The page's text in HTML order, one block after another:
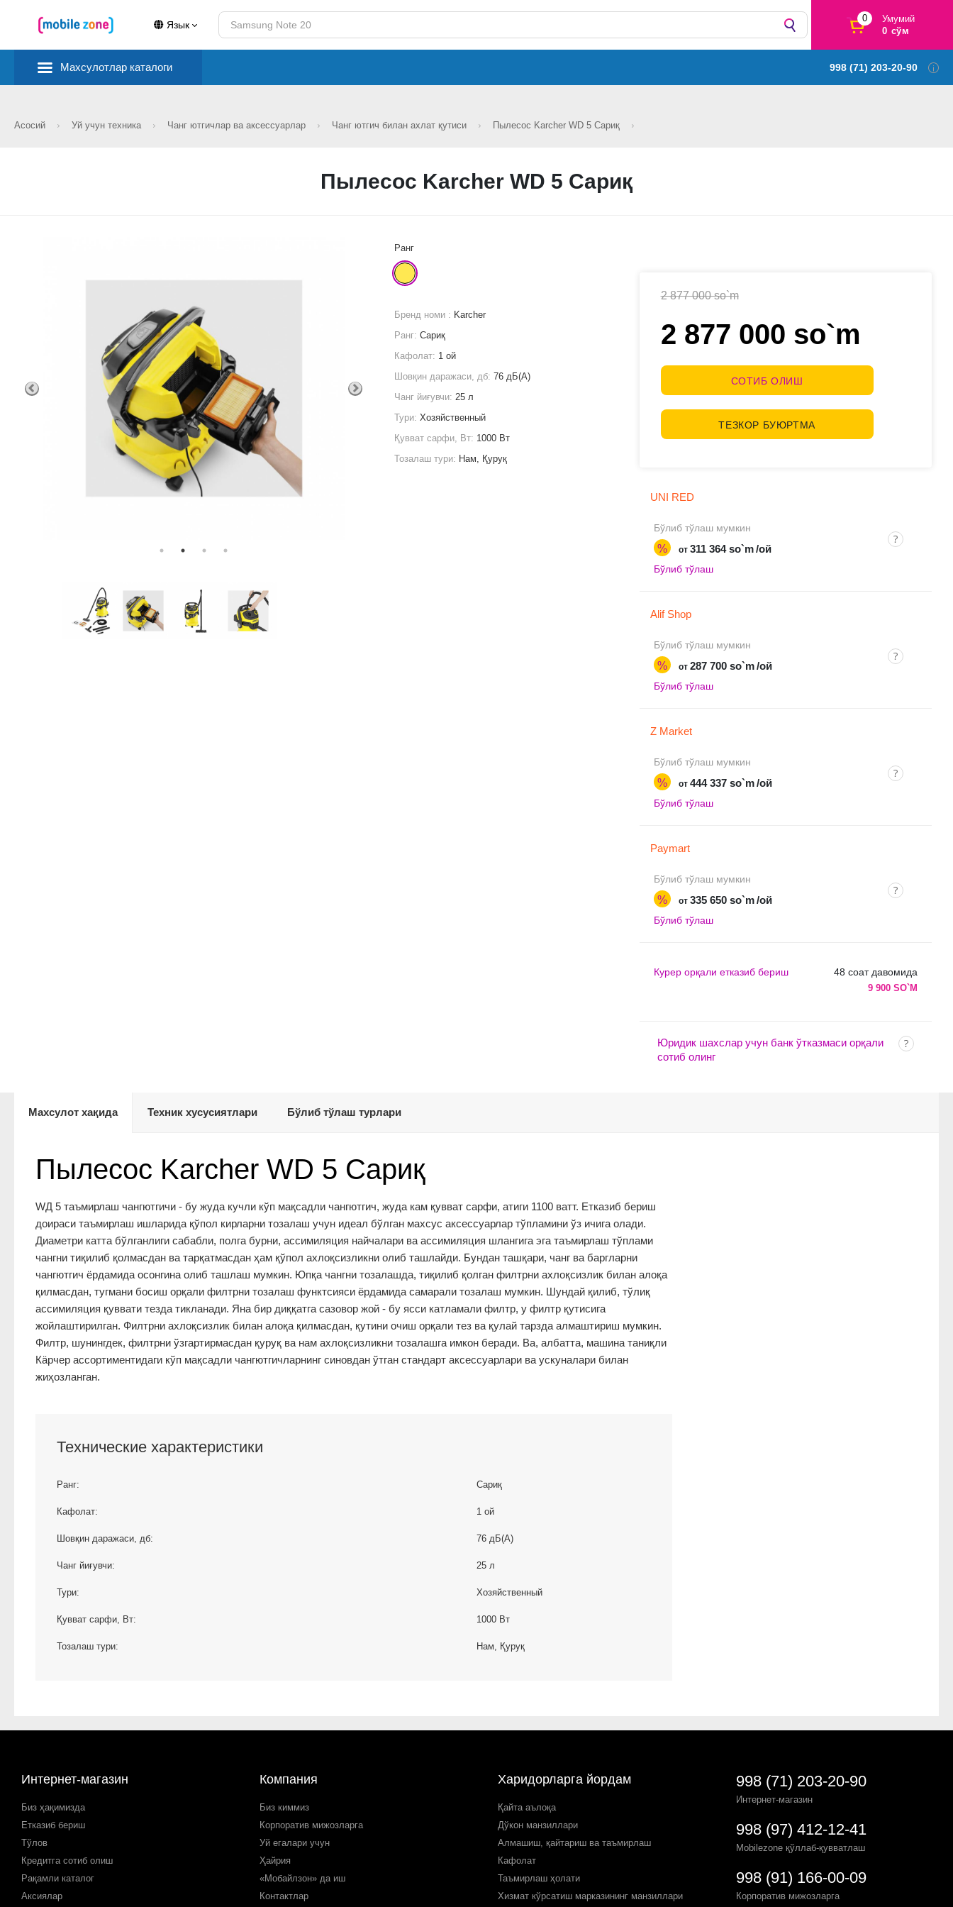
Язык
0
Умумий
0 сўм
Махсулотлар каталоги 998 (71) 203-20-90
Асосий Уй учун техника Чанг ютгичлар ва аксессуарлар Чанг ютгич билан ахлат қутиси Пылесос Karcher WD 5 Сариқ
Пылесос Karcher WD 5 Сариқ
2 877 000 so`m
2 877 000 so`m
СОТИБ ОЛИШ
ТЕЗКОР БУЮРТМА
UNI RED
Бўлиб тўлаш мумкин
% от 311 364 so`m /ой
Бўлиб тўлаш
Alif Shop
Бўлиб тўлаш мумкин
% от 287 700 so`m /ой
Бўлиб тўлаш
Z Market
Бўлиб тўлаш мумкин
% от 444 337 so`m /ой
Бўлиб тўлаш
Paymart
Бўлиб тўлаш мумкин
% от 335 650 so`m /ой
Бўлиб тўлаш
Курер орқали етказиб бериш 48 соат давомида
9 900 SO`M
Юридик шахслар учун банк ўтказмаси орқали
сотиб олинг
Ранг
Бренд номи : Karcher
Ранг:Сариқ
Кафолат: 1 ой
Шовқин даражаси, дб:76 дБ(А)
Чанг йиғувчи:25 л
Тури:Хозяйственный
Қувват сарфи, Вт: 1000 Вт
Тозалаш тури: Нaм, Қуруқ
Махсулот хақида Техник хусусиятлари Бўлиб тўлаш турлари
Пылесос Karcher WD 5 Сариқ
WД 5 таъмирлаш чангютгичи - бу жуда кучли кўп мақсадли чангютгич, жуда кам қувват сарфи, атиги 1100 ватт. Етказиб бериш
доираси таъмирлаш ишларида қўпол кирларни тозалаш учун идеал бўлган махсус аксессуарлар тўпламини ўз ичига олади.
Диаметри катта бўлганлиги сабабли, полга бурни, ассимиляция найчалари ва ассимиляция шлангига эга таъмирлаш тўплами
чангни тиқилиб қолмасдан ва тарқатмасдан ҳам қўпол ахлоқсизликни олиб ташлайди. Бундан ташқари, чанг ва баргларни
чангютгич ёрдамида осонгина олиб ташлаш мумкин. Юпқа чангни тозалашда, тиқилиб қолган филтрни ахлоқсизлик билан алоқа
қилмасдан, тугмани босиш орқали филтрни тозалаш функтсияси ёрдамида самарали тозалаш мумкин. Шундай қилиб, тўлиқ
ассимиляция қуввати тезда тикланади. Яна бир диққатга сазовор жой - бу ясси катламали филтр, у филтр қутисига
жойлаштирилган. Филтрни ахлоқсизлик билан алоқа қилмасдан, қутини очиш орқали тез ва қулай тарзда алмаштириш мумкин.
Филтр, шунингдек, филтрни ўзгартирмасдан қуруқ ва нам ахлоқсизликни тозалашга имкон беради. Ва, албатта, машина таниқли
Кäрчер ассортиментидаги кўп мақсадли чангютгичларнинг синовдан ўтган стандарт аксессуарлари ва ускуналари билан
жиҳозланган.
Технические характеристики
Ранг: Сариқ
Кафолат: 1 ой
Шовқин даражаси, дб: 76 дБ(А)
Чанг йиғувчи: 25 л
Тури: Хозяйственный
Қувват сарфи, Вт: 1000 Вт
Тозалаш тури: Нaм, Қуруқ
Интернет-магазин
Биз ҳақимизда
Етказиб бериш
Тўлов
Кредитга сотиб олиш
Рақамли каталог
Аксиялар
Компания
Биз киммиз
Корпоратив мижозларга
Уй егалари учун
Ҳайрия
«Мобайлзон» да иш
Контактлар
Харидорларга йордам
Қайта аълоқа
Дўкон манзиллари
Алмашиш, қайтариш ва таъмирлаш
Кафолат
Таъмирлаш ҳолати
Хизмат кўрсатиш марказининг манзиллари
998 (71) 203-20-90
Интернет-магазин
998 (97) 412-12-41
Mobilezone қўллаб-қувватлаш
998 (91) 166-00-09
Корпоратив мижозларга